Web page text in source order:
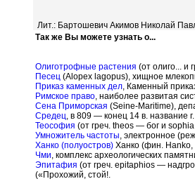
Лит.: Бартошевич Акимов Николай
Так же Вы можете узнать о...
Олиготрофные растения (от олиго... и
Песец (Alopex lagopus), хищное
Приказ каменных дел, Каменный
Римское право, наиболее развитая
Сена Приморская (Seine-Maritime),
Средец, в 809 — конец 14 в. название
Теософия (от греч. theos — бог и
Умножитель частоты, электронное
Ханко (полуостров) Ханко (фин. Hanko,
Чми, комплекс археологических
Эпитафия (от греч. epitaphios —
(«Прохожий, стой!.